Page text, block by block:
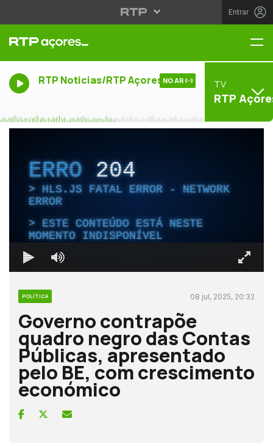
Entrar
RTP Noticias/RTP Açores NO AR TV
RTP
ERRO204
HLS.JS FATAL ERROR - NETWORK
ERROR
ESTE CONTEÚDO ESTÁ NESTE
MOMENTO INDISPONÍVEL
POLÍTICA 08 jul, 2025, 20:32
Governo contrapõe
quadro negro das Contas
Públicas, apresentado
pelo BE, com crescimento
económico